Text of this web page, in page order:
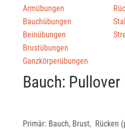
Armübungen
Bauchübungen
Beinübungen
Brustübungen
Ganzkörperübungen
Bauch:
Primär: Bauch, Brust, Rücken